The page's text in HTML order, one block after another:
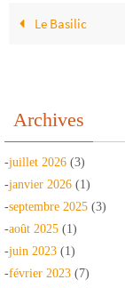
Le Basilic
Archives
-juillet 2026 (3)
-janvier 2026 (1)
-septembre 2025 (3)
-août 2025 (1)
-juin 2023 (1)
-février 2023 (7)